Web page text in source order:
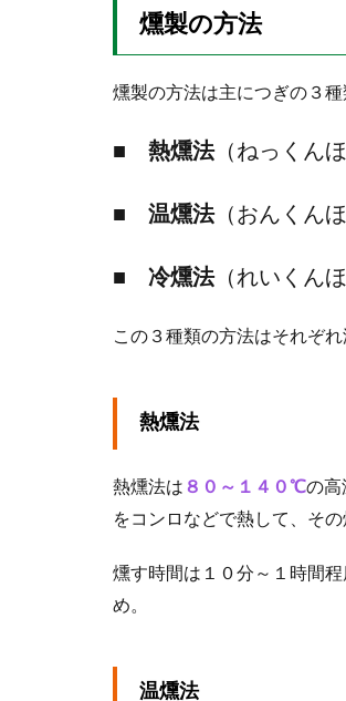
ン
ソーセ
燻製の方法
燻製の方法は主につぎの３種
■ 熱燻法（ねっくんほ
■ 温燻法（おんくんほ
■ 冷燻法（れいくんほ
この３種類の方法はそれぞ
熱燻法
熱燻法は ８０～１４０℃の高
をコンロなどで熱して、その
燻す時間は１０分～１時間
め。
温燻法